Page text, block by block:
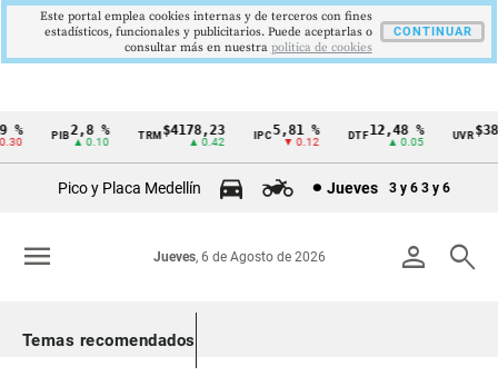
Cintillo
Colombia
PIB2,8 %
▲ 0.10
TRM$4178,23
▲ 0.42
5,81 %
▼ 0.12
DTF12,48 %
▲ 0.05
UVR
Pico y Placa Medellín Jueves 3 y 6 3 y 6
person search
Jueves, 6 de Agosto de 2026
menu
Temas recomendados
Este portal emplea cookies internas y de terceros con fines
estadísticos, funcionales y publicitarios. Puede aceptarlas o
consultar más en nuestra politica de cookies
CONTINUAR